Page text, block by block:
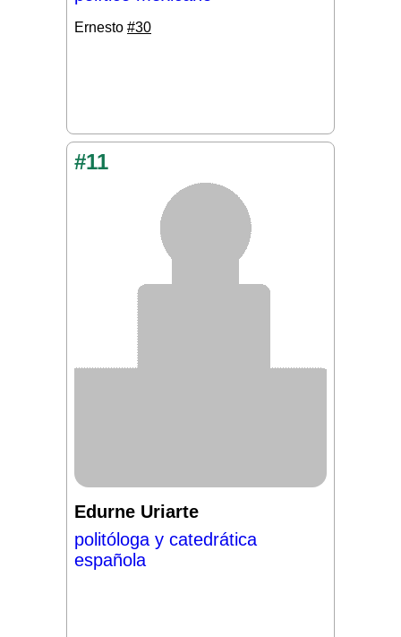
Ernesto #30
#11
Edurne Uriarte
politóloga y catedrática
española